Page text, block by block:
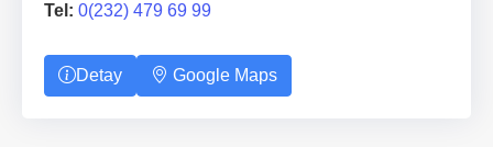
Tel: 0(232) 479 69 99
Detay Google Maps